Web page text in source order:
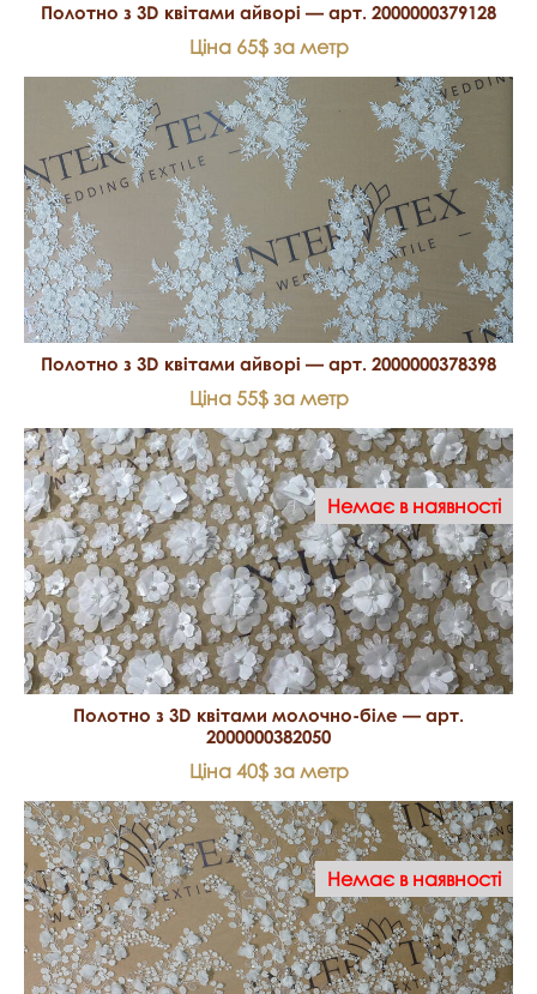
Полотно з 3D квітами айворі — арт. 2000000379128
Ціна 65$ за метр
Полотно з 3D квітами айворі — арт. 2000000378398
Ціна 55$ за метр
Немає в наявності
Полотно з 3D квітами молочно-біле — арт.
2000000382050
Ціна 40$ за метр
Немає в наявності